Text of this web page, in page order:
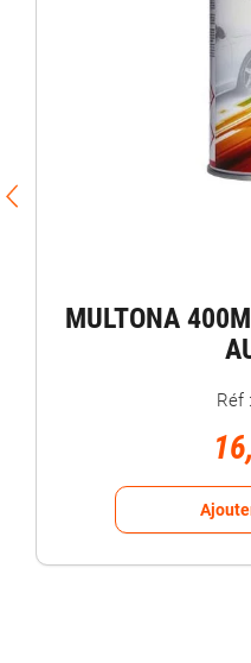
MULTONA
Réf